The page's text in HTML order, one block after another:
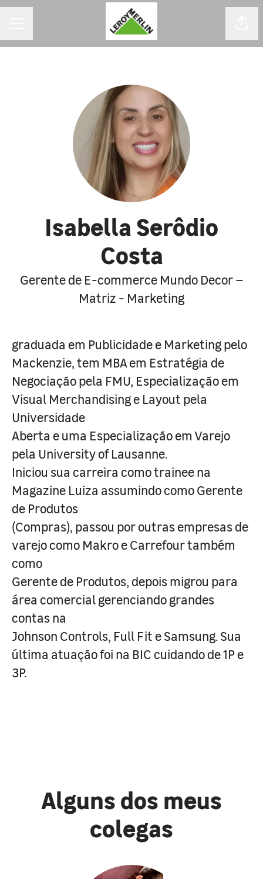
Isabella Serôdio
Costa
Gerente de E-commerce Mundo Decor –
Matriz - Marketing
graduada em Publicidade e Marketing pelo
Mackenzie, tem MBA em Estratégia de
Negociação pela FMU, Especialização em
Visual Merchandising e Layout pela
Universidade
Aberta e uma Especialização em Varejo
pela University of Lausanne.
Iniciou sua carreira como trainee na
Magazine Luiza assumindo como Gerente
de Produtos
(Compras), passou por outras empresas de
varejo como Makro e Carrefour também
como
Gerente de Produtos, depois migrou para
área comercial gerenciando grandes
contas na
Johnson Controls, Full Fit e Samsung. Sua
última atuação foi na BIC cuidando de 1P e
3P.
Alguns dos meus
colegas